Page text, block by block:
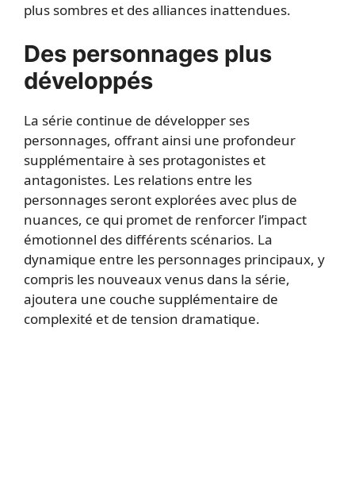
plus sombres et des alliances inattendues.
Des personnages plus
développés
La série continue de développer ses
personnages, offrant ainsi une profondeur
supplémentaire à ses protagonistes et
antagonistes. Les relations entre les
personnages seront explorées avec plus de
nuances, ce qui promet de renforcer l’impact
émotionnel des différents scénarios. La
dynamique entre les personnages principaux, y
compris les nouveaux venus dans la série,
ajoutera une couche supplémentaire de
complexité et de tension dramatique.